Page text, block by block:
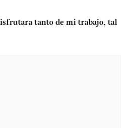
tanto de mi trabajo, tal